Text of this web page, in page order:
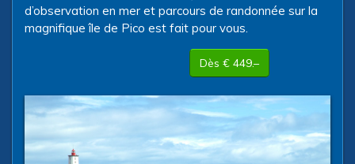
d’observation en mer et parcours de randonnée sur la
magnifique île de Pico est fait pour vous.
Dès € 449.–